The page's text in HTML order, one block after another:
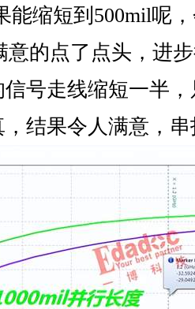
能缩短到500mil呢
意的点了点头，进
号走线缩短一半
结果令人满意，